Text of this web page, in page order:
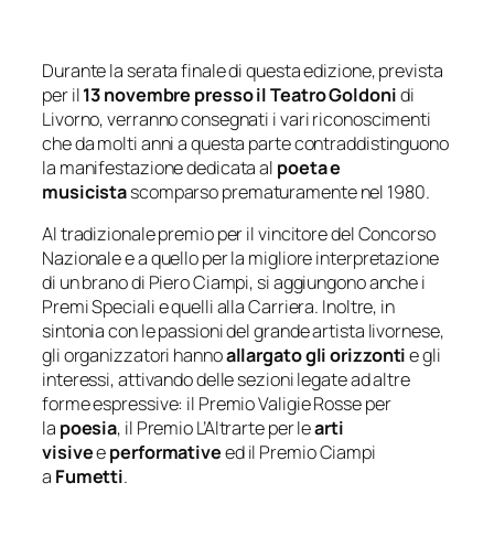
Durante la serata finale di questa edizione, prevista
per il13 novembre presso il Teatro Goldonidi
Livorno, verranno consegnati i vari riconoscimenti
che da molti anni a questa parte contraddistinguono
la manifestazione dedicata al poeta e
musicistascomparso prematuramente nel 1980.
Al tradizionale premio per il vincitore del Concorso
Nazionale e a quello per la migliore interpretazione
di un brano di Piero Ciampi, si aggiungono anche i
Premi Speciali e quelli alla Carriera. Inoltre, in
sintonia con le passioni del grande artista livornese,
gli organizzatori hannoallargato gli orizzontie gli
interessi, attivando delle sezioni legate ad altre
forme espressive: il Premio Valigie Rosse per
la poesia, il Premio L’Altrarte per learti
visiveeperformativeed il Premio Ciampi
a Fumetti.